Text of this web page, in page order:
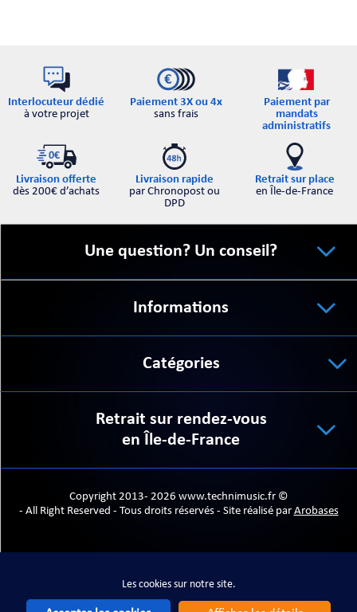
Les cookies sur notre site.
Interlocuteur dédié
à votre projet
Paiement 3X ou 4x
sans frais
Paiement par
mandats
administratifs
Livraison offerte
dès 200€ d’achats
Livraison rapide
par Chronopost ou
DPD
Retrait sur place
en Île-de-France
Une question? Un conseil?
Informations
Catégories
Retrait sur rendez-vous
en Île-de-France
Copyright 2013- 2026 www.technimusic.fr ©
- All Right Reserved - Tous droits réservés - Site réalisé par Arobases